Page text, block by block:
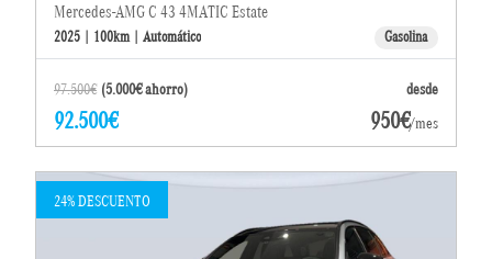
Mercedes-AMG C 43 4MATIC Estate
2025 | 100km | Automático Gasolina
97.500€ (5.000€ ahorro) desde
92.500€ 950€/mes
24% DESCUENTO